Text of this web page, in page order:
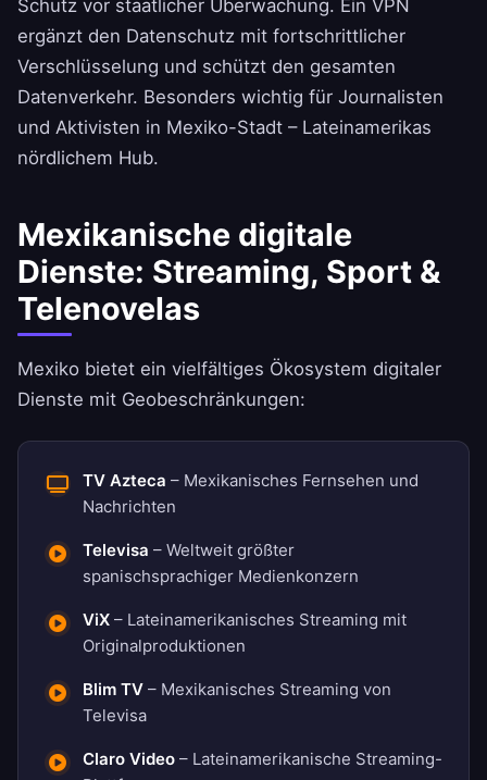
Schutz vor staatlicher Überwachung. Ein VPN
ergänzt den Datenschutz mit fortschrittlicher
Verschlüsselung und schützt den gesamten
Datenverkehr. Besonders wichtig für Journalisten
und Aktivisten in Mexiko-Stadt – Lateinamerikas
nördlichem Hub.
Mexikanische digitale
Dienste: Streaming, Sport &
Telenovelas
Mexiko bietet ein vielfältiges Ökosystem digitaler
Dienste mit Geobeschränkungen:
TV Azteca – Mexikanisches Fernsehen und
Nachrichten
Televisa – Weltweit größter
spanischsprachiger Medienkonzern
ViX – Lateinamerikanisches Streaming mit
Originalproduktionen
Blim TV – Mexikanisches Streaming von
Televisa
Claro Video – Lateinamerikanische Streaming-